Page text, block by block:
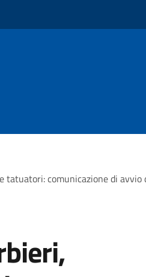
tatuatori: comunicazione di